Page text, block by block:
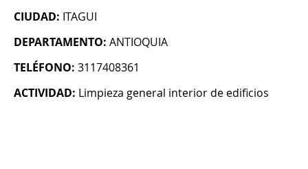
CIUDAD: ITAGUI
DEPARTAMENTO: ANTIOQUIA
TELÉFONO: 3117408361
ACTIVIDAD: Limpieza general interior de edificios